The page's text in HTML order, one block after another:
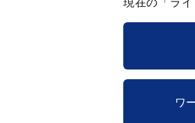
現在の「ラ
ワ